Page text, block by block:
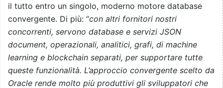
il tutto entro un singolo, moderno motore database
convergente. Di più: “con altri fornitori nostri
concorrenti, servono database e servizi JSON
document, operazionali, analitici, grafi, di machine
learning e blockchain separati, per supportare tutte
queste funzionalità. L’approccio convergente scelto da
Oracle rende molto più produttivi gli sviluppatori che